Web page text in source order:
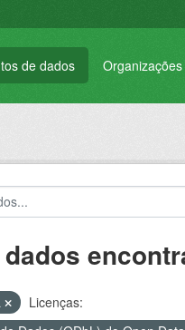
de dados Organizações
Licenças: